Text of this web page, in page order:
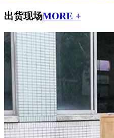
出货现场MORE +